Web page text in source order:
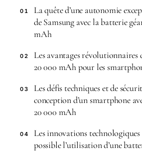
01
La quête d’une autonomie
de Samsung avec la batterie
mAh
02
Les avantages révolutionnaires
20 000 mAh pour les
03
Les défis techniques et de
conception d’un smartphone
20 000 mAh
04
Les innovations
possible l’utilisation d’une